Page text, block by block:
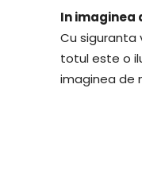
In imaginea
Cu siguranta
totul este o
imaginea de